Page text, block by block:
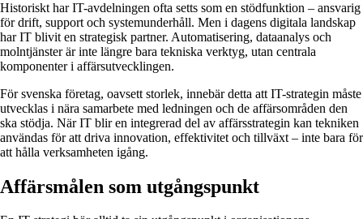
Historiskt har IT-avdelningen ofta setts som en stödfunktion – ansvarig
för drift, support och systemunderhåll. Men i dagens digitala landskap
har IT blivit en strategisk partner. Automatisering, dataanalys och
molntjänster är inte längre bara tekniska verktyg, utan centrala
komponenter i affärsutvecklingen.
För svenska företag, oavsett storlek, innebär detta att IT-strategin måste
utvecklas i nära samarbete med ledningen och de affärsområden den
ska stödja. När IT blir en integrerad del av affärsstrategin kan tekniken
användas för att driva innovation, effektivitet och tillväxt – inte bara för
att hålla verksamheten igång.
Affärsmålen som utgångspunkt